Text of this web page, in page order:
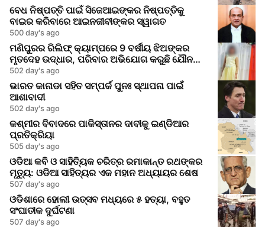
ବେଧ ନିଷ୍ପତ୍ତି ପାଇଁ ସିଜେଆଇଙ୍କର ନିଷ୍ପତ୍ତିକୁ
ବାଇର କରିବାରେ ଆଇନଜୀବୀଙ୍କର ସ୍ୱାଗତ
500 day's ago
ମଣିପୁରର ରିଲିଫ୍ କ୍ୟାମ୍ପରେ 9 ବର୍ଷୀୟ ଝିଅଙ୍କର
ମୃତଦେହ ଉଦ୍ଧାର, ପରିବାର ଅଭିଯୋଗ କରୁଛି ଯୌନ
ଆକ୍ରମଣର
502 day's ago
ଭାରତ କାନାଡା ସହିତ ସମ୍ପର୍କ ପୁନଃ ସ୍ଥାପନା ପାଇଁ
ଆଶାବାଦୀ
502 day's ago
କଶ୍ମୀର ବିବାଦରେ ପାକିସ୍ତାନର ଦାବୀକୁ ଇଣ୍ଡିଆର
ପ୍ରତିକ୍ରିୟା
505 day's ago
ଓଡିଆ କବି ଓ ସାହିତ୍ୟିକ ଚରିତ୍ର ରମାକାନ୍ତ ରଥଙ୍କର
ମୃତ୍ୟୁ: ଓଡିଆ ସାହିତ୍ୟର ଏକ ମହାନ ଅଧ୍ୟାୟର ଶେଷ
507 day's ago
ଓଡିଶାରେ ହୋଲୀ ଉତ୍ସବ ମଧ୍ୟରେ ୫ ହତ୍ୟା, ବହୁତ
ସଂଘାତୀକ ଦୁର୍ଘଟଣା
507 day's ago